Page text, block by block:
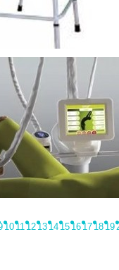
10111213141516171819